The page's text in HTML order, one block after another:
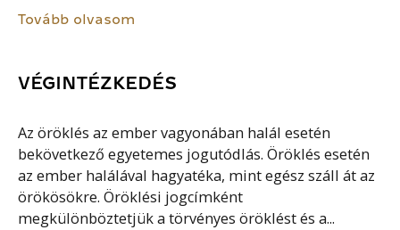
Tovább olvasom
VÉGINTÉZKEDÉS
Az öröklés az ember vagyonában halál esetén
bekövetkező egyetemes jogutódlás. Öröklés esetén
az ember halálával hagyatéka, mint egész száll át az
örökösökre. Öröklési jogcímként
megkülönböztetjük a törvényes öröklést és a...